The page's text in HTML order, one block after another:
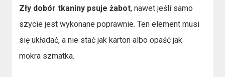
Zły dobór tkaniny psuje żabot, nawet jeśli samo
szycie jest wykonane poprawnie. Ten element musi
się układać, a nie stać jak karton albo opaść jak
mokra szmatka.